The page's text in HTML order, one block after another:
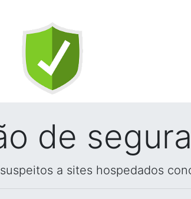
de
a sites hospedados